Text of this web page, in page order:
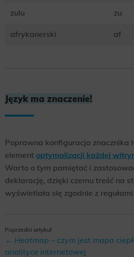
Scope responsible for displaying personalized ads that may be of
zulu zu
afrykanerski af
Język ma znaczenie!
Poprawna konfiguracja znacznika
element optymalizacji każdej
Warto o tym pamiętać i
deklarację, dzięki czemu treść na
wyświetlała się zgodnie z
Poprzedni artykuł
← Heatmap – czym jest mapa
analityce internetowej